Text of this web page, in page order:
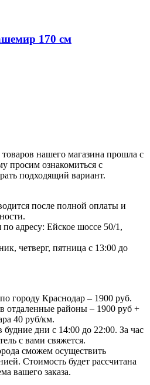
170 см
нашего магазина прошла с
просим ознакомиться с
подходящий вариант.
после полной оплаты и
адресу: Ейское шоссе 50/1,
четверг, пятница с 13:00 до
городу Краснодар – 1900 руб.
отдаленные районы – 1900 руб +
40 руб/км.
будние дни с 14:00 до 22:00. За час
с вами свяжется.
сможем осуществить
Стоимость будет рассчитана
вашего заказа.